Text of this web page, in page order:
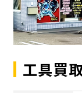
工具買